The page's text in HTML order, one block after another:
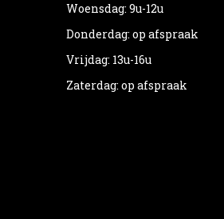
Woensdag: 9u-12u
Donderdag: op afspraak
Vrijdag: 13u-16u
Zaterdag: op afspraak